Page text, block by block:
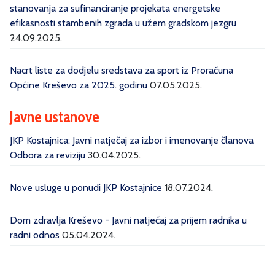
stanovanja za sufinanciranje projekata energetske
efikasnosti stambenih zgrada u užem gradskom jezgru
24.09.2025.
Nacrt liste za dodjelu sredstava za sport iz Proračuna
Općine Kreševo za 2025. godinu 07.05.2025.
Javne ustanove
JKP Kostajnica: Javni natječaj za izbor i imenovanje članova
Odbora za reviziju 30.04.2025.
Nove usluge u ponudi JKP Kostajnice 18.07.2024.
Dom zdravlja Kreševo - Javni natječaj za prijem radnika u
radni odnos 05.04.2024.